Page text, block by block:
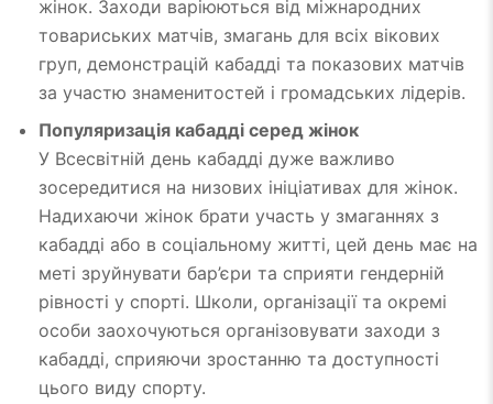
жінок. Заходи варіюються від міжнародних
товариських матчів, змагань для всіх вікових
груп, демонстрацій кабадді та показових матчів
за участю знаменитостей і громадських лідерів.
Популяризація кабадді серед жінок
У Всесвітній день кабадді дуже важливо
зосередитися на низових ініціативах для жінок.
Надихаючи жінок брати участь у змаганнях з
кабадді або в соціальному житті, цей день має на
меті зруйнувати бар’єри та сприяти гендерній
рівності у спорті. Школи, організації та окремі
особи заохочуються організовувати заходи з
кабадді, сприяючи зростанню та доступності
цього виду спорту.